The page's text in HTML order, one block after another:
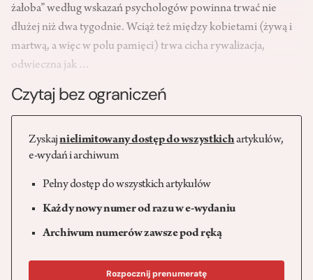
żałoba” według wskazań psychologów powinna trwać nie
dłużej niż dwa tygodnie. Wciąż też między kobietami (żywą i
martwą, a więc w polu pamięci) trwa cicha rywalizacja,
odwieczna jak…
Czytaj bez ograniczeń
Zyskajnielimitowany dostęp do wszystkichartykułów,
e-wydań i archiwum
Pełny dostęp do wszystkich artykułów
Każdy nowy numer od razu w e-wydaniu
Archiwum numerów zawsze pod ręką
Rozpocznij prenumeratę